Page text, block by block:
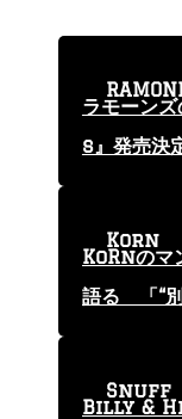
ラモーン
s』発売決
KoRnのマ
語る 「“別
Korn
Billy &
Snuff